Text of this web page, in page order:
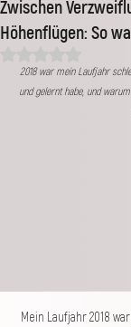
Zwischen
Höhenflügen: So
2018 war mein Laufjahr
und gelernt habe, und
Mein Laufjahr 2018